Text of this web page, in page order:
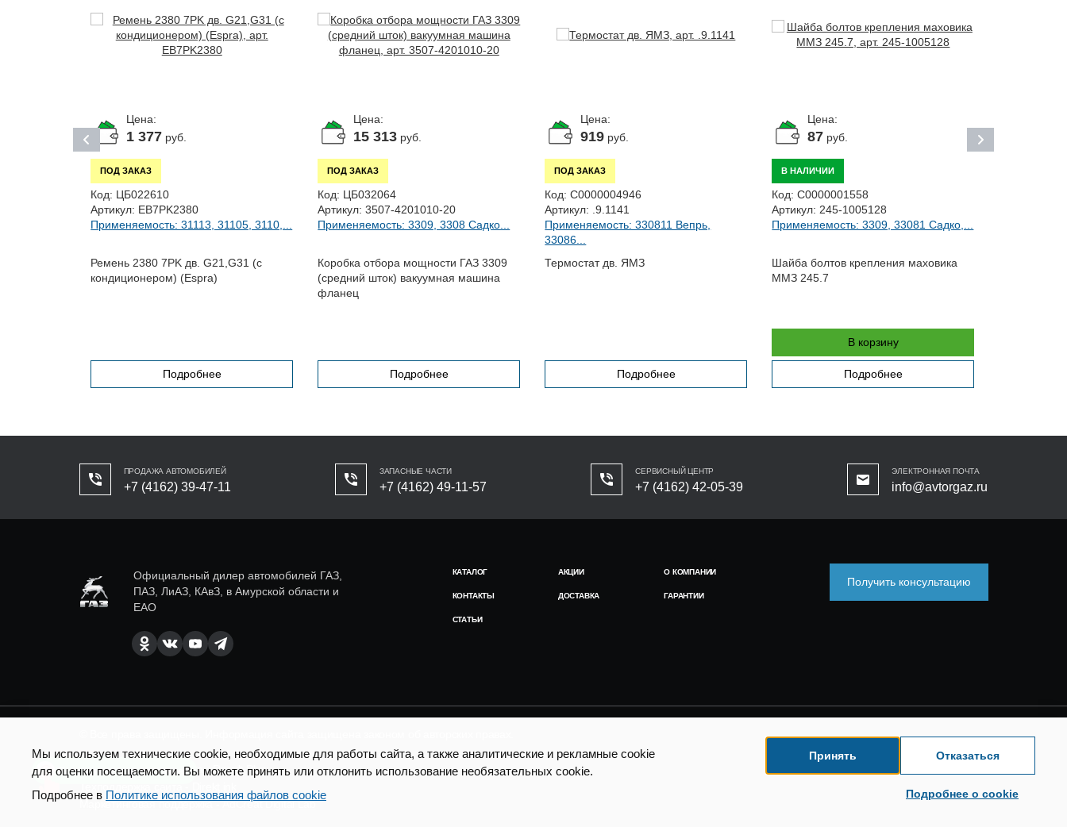
Есть вопросы по доставке?
Цена:
1 377 руб.
ПОД ЗАКАЗ
Код: ЦБ022610
Артикул: EB7PK2380
Применяемость: 31113, 31105, 3110,...
Ремень 2380 7PK дв. G21,G31 (с
кондиционером) (Espra)
Подробнее
Цена:
15 313 руб.
ПОД ЗАКАЗ
Код: ЦБ032064
Артикул: 3507-4201010-20
Применяемость: 3309, 3308 Садко...
Коробка отбора мощности ГАЗ 3309
(средний шток) вакуумная машина
фланец
Подробнее
Цена:
919 руб.
ПОД ЗАКАЗ
Код: С0000004946
Артикул: .9.1141
Применяемость: 330811 Вепрь,
33086...
Термостат дв. ЯМЗ
Подробнее
Цена:
87 руб.
В НАЛИЧИИ
Код: С0000001558
Артикул: 245-1005128
Применяемость: 3309, 33081 Садко,...
Шайба болтов крепления маховика
ММЗ 245.7
В корзину
Подробнее
ПРОДАЖА АВТОМОБИЛЕЙ
+7 (4162) 39-47-11
ЗАПАСНЫЕ ЧАСТИ
+7 (4162) 49-11-57
СЕРВИСНЫЙ ЦЕНТР
+7 (4162) 42-05-39
ЭЛЕКТРОННАЯ ПОЧТА
info@avtorgaz.ru
Официальный дилер автомобилей ГАЗ,
ПАЗ, ЛиАЗ, КАвЗ, в Амурской области и
ЕАО
КАТАЛОГ АКЦИИ О КОМПАНИИ
КОНТАКТЫ ДОСТАВКА ГАРАНТИИ
СТАТЬИ
Получить консультацию
SEO продвижение сайта - Result Plus
Маркетинговая поддержка - AdCreat Digital Lab
Мы используем технические cookie, необходимые для работы сайта, а также аналитические и рекламные cookie
для оценки посещаемости. Вы можете принять или отклонить использование необязательных cookie.
Подробнее в Политике использования файлов cookie
Принять Отказаться
Подробнее о cookie